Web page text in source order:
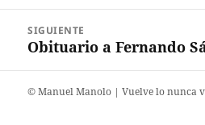
SIGUIENTE
Entrada
siguiente:
Obituario a Fernando
©️ Manuel Manolo | Vuelve lo nunca